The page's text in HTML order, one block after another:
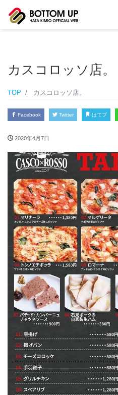
カスコロッソ店。
TOP カスコロッソ店。
Facebook Twitter はてブ
2020年4月7日